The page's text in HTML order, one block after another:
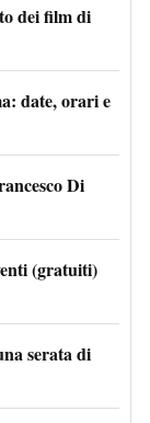
dei film di
date, orari e
Di
(gratuiti)
serata di